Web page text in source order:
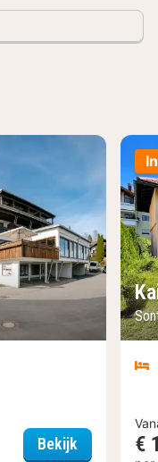
Bekijk Hotel €